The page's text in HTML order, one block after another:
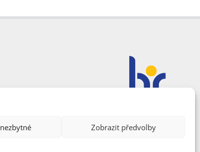
Zobrazit předvolby